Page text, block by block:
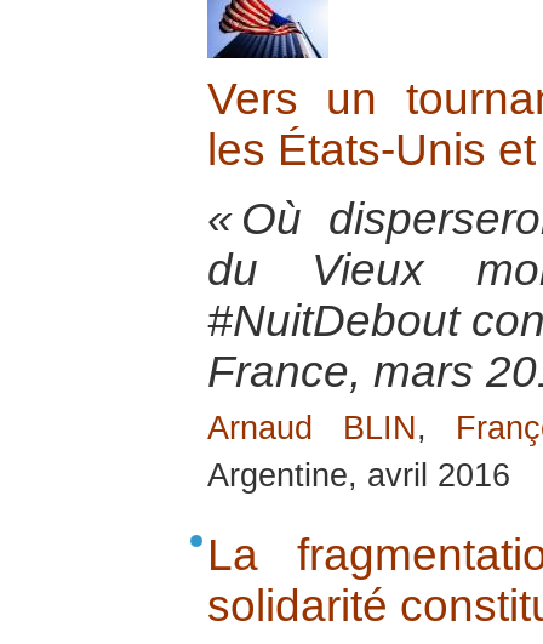
Vers un
les États-Unis
« Où
du Vieux
#NuitDebout
France, mars
Arnaud BLIN,
Argentine, avril 2016
La
solidarité